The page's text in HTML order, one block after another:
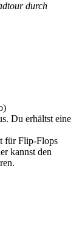
durch
Du erhältst eine
für Flip-Flops
kannst den